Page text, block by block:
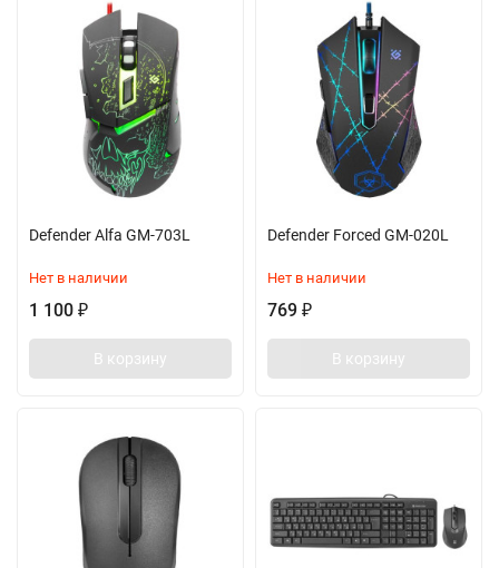
Defender Alfa GM-703L
Нет в наличии
1 100 ₽
В корзину
Defender Forced GM-020L
Нет в наличии
769 ₽
В корзину